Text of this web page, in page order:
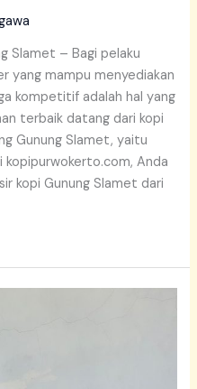
Slamet – Bagi pelaku
yang mampu menyediakan
kompetitif adalah hal yang
terbaik datang dari kopi
Gunung Slamet, yaitu
kopipurwokerto.com, Anda
kopi Gunung Slamet dari